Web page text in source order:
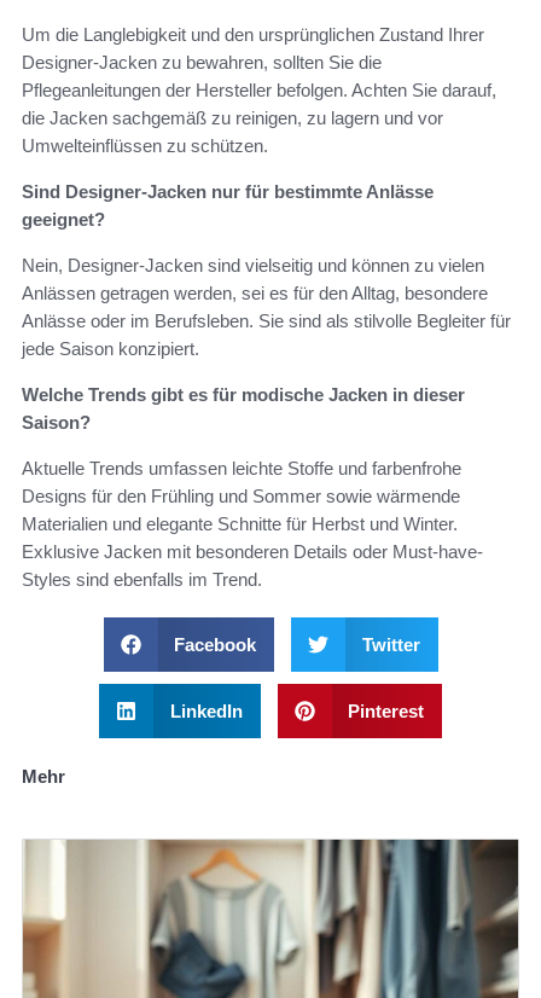
Um die Langlebigkeit und den ursprünglichen Zustand Ihrer
Designer-Jacken zu bewahren, sollten Sie die
Pflegeanleitungen der Hersteller befolgen. Achten Sie darauf,
die Jacken sachgemäß zu reinigen, zu lagern und vor
Umwelteinflüssen zu schützen.
Sind Designer-Jacken nur für bestimmte Anlässe
geeignet?
Nein, Designer-Jacken sind vielseitig und können zu vielen
Anlässen getragen werden, sei es für den Alltag, besondere
Anlässe oder im Berufsleben. Sie sind als stilvolle Begleiter für
jede Saison konzipiert.
Welche Trends gibt es für modische Jacken in dieser
Saison?
Aktuelle Trends umfassen leichte Stoffe und farbenfrohe
Designs für den Frühling und Sommer sowie wärmende
Materialien und elegante Schnitte für Herbst und Winter.
Exklusive Jacken mit besonderen Details oder Must-have-
Styles sind ebenfalls im Trend.
Facebook Twitter
LinkedIn Pinterest
Mehr